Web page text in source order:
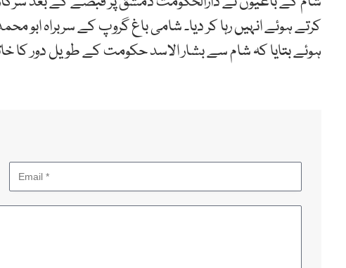
کرتے ہوئے انہیں رہا کر دیا۔ شامی باغ گروپ کے سربراہ ابو
ہوئے بتایا کہ شام سے بشار الاسد حکومت کے طویل دور کا